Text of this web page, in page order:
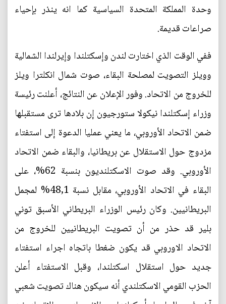
وحدة المملكة المتحدة السياسية كما انه ينذر بإحياء
صراعات قديمة.
ففي الوقت الذي اختارت لندن وإسكتلندا وإيرلندا الشمالية
وويلز التصويت لمصلحة البقاء، صوت شمال انكلترا ويلز
للخروج من الاتحاد. وفور الإعلان عن النتائج، أعلنت رئيسة
وزراء إسكتلندا نيكولا ستورجيون إن بلادها ترى مستقبلها
ضمن الاتحاد الأوروبي، ما يعني عمليا الدعوة إلى استفتاء
مزدوج حول الاستقلال عن بريطانيا، والبقاء ضمن الاتحاد
الأوروبي. وقد صوت الاسكتلنديون بنسبة 62%، على
البقاء في الاتحاد الأوروبي، مقابل نسبة 48,1% لمجمل
البريطانيين. وكان رئيس الوزراء البريطاني الأسبق توني
بلير قد حذر من أن تصويت البريطانيين للخروج من
الاتحاد الاوروبي قد يكون ضغطا باتجاه اجراء استفتاء
جديد حول استقلال اسكتلندا، وقبل الاستفتاء أعلن
الحزب القومي الاسكتلندي أنه سيكون هناك تصويت شعبي